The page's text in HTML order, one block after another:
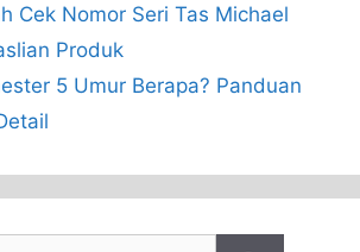
Cek Nomor Seri Tas Michael
Produk
5 Umur Berapa? Panduan